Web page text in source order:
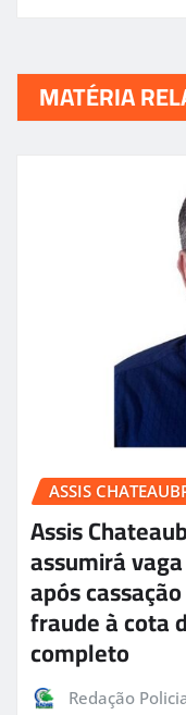
MATÉRIA
ASSIS
Assis
assumirá
após
fraude à cota
completo
Redação